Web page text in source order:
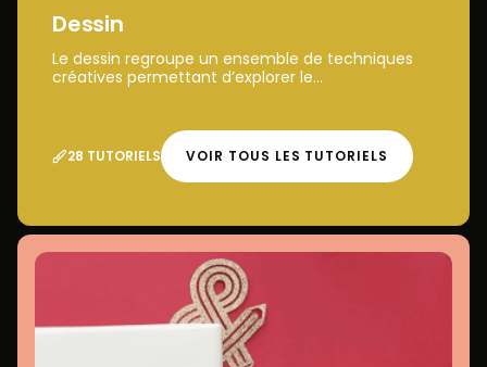
Dessin
Le dessin regroupe un ensemble de techniques
créatives permettant d’explorer le...
28 TUTORIELS VOIR TOUS LES TUTORIELS